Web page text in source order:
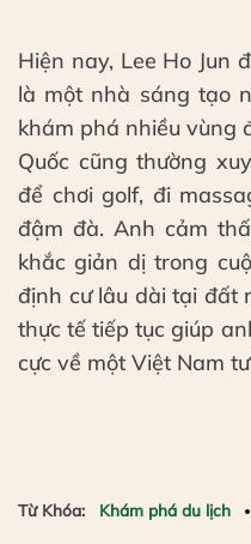
Hiện nay, Lee Ho Jun
là một nhà sáng tạo
khám phá nhiều vùng
Quốc cũng thường
để chơi golf, đi
đậm đà. Anh cảm
khắc giản dị trong
định cư lâu dài tại đất
thực tế tiếp tục giúp
cực về một Việt Nam
Từ Khóa: Khám phá du lịch